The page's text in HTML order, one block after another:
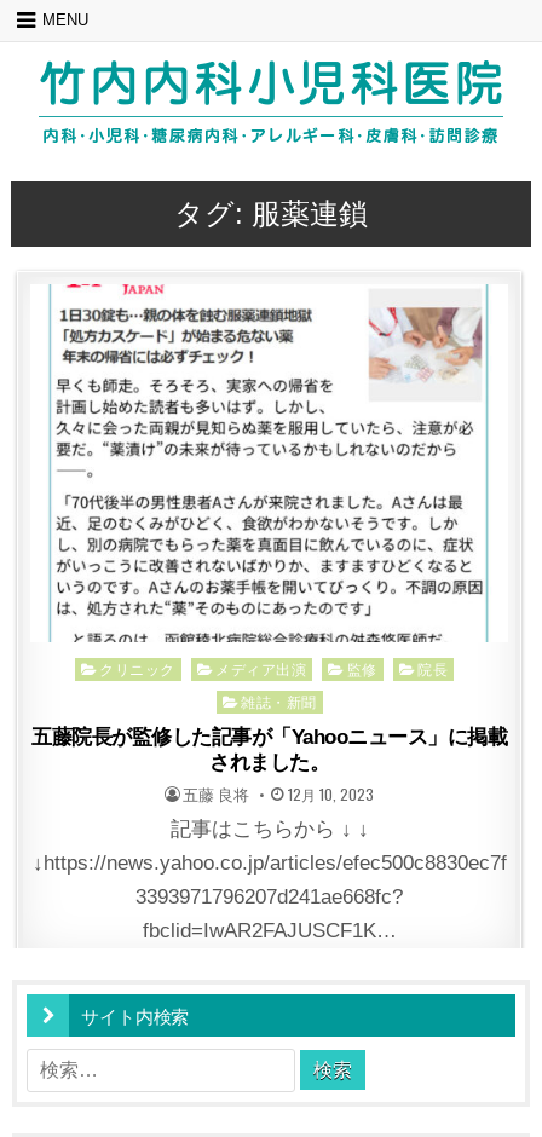
Skip
content
MENU
タグ: 服薬連鎖
Posted
クリニック メディア出演 監修
院長
雑誌・新聞
五藤院長が監修した記事が「Yahooニュース」に掲載
されました。
POSTED
BY
五藤 良将 POSTED
ON
12月 10, 2023
記事はこちらから ↓ ↓
↓https://news.yahoo.co.jp/articles/efec500c8830ec7f
3393971796207d241ae668fc?
fbclid=IwAR2FAJUSCF1K…
サイト内検索
検
索: